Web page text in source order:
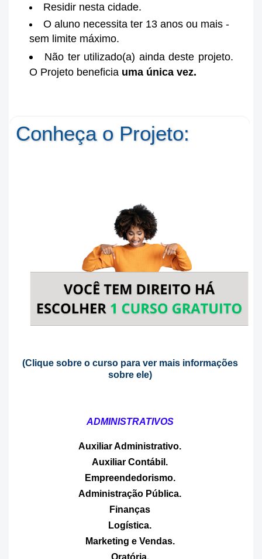
Residir nesta cidade.
O aluno necessita ter 13 anos ou mais -
sem limite máximo.
Não ter utilizado(a) ainda deste projeto.
O Projeto beneficia uma única vez.